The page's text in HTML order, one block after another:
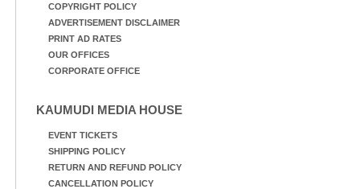
COPYRIGHT POLICY
ADVERTISEMENT DISCLAIMER
PRINT AD RATES
OUR OFFICES
CORPORATE OFFICE
KAUMUDI MEDIA HOUSE
EVENT TICKETS
SHIPPING POLICY
RETURN AND REFUND POLICY
CANCELLATION POLICY